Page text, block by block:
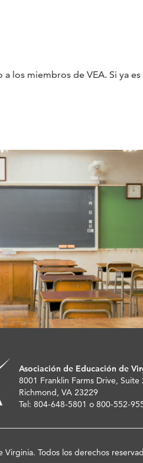
los miembros de VEA. Si ya
Asociación de Educación de
8001 Franklin Farms Drive, Suite
Richmond, VA 23229
Tel: 804-648-5801 o 800-552-
Todos los derechos